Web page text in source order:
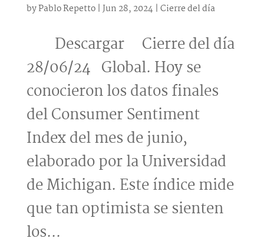
byPablo Repetto|Jun 28, 2024 | Cierre del día
Descargar Cierre del día
28/06/24 Global. Hoy se
conocieron los datos finales
del Consumer Sentiment
Index del mes de junio,
elaborado por la Universidad
de Michigan. Este índice mide
que tan optimista se sienten
los...